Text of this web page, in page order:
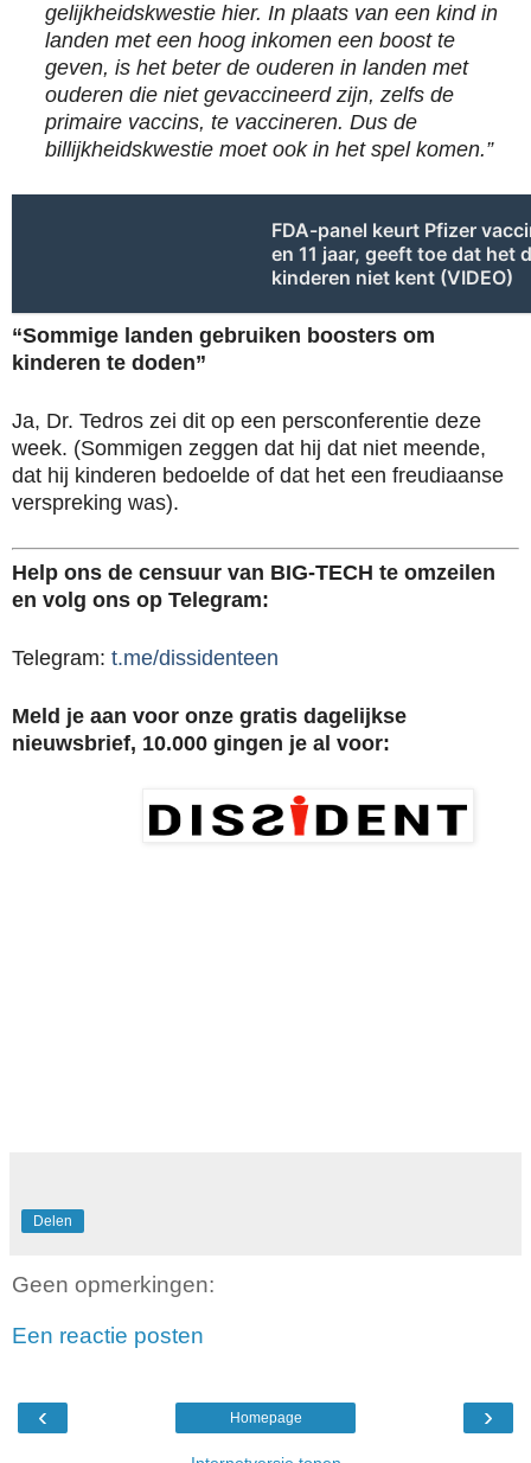
gelijkheidskwestie hier. In plaats van een kind in
landen met een hoog inkomen een boost te
geven, is het beter de ouderen in landen met
ouderen die niet gevaccineerd zijn, zelfs de
primaire vaccins, te vaccineren. Dus de
billijkheidskwestie moet ook in het spel komen.”
FDA-panel keurt Pfizer
en 11 jaar, geeft toe dat het
kinderen niet kent (VIDEO)
“Sommige landen gebruiken boosters om
kinderen te doden”
Ja, Dr. Tedros zei dit op een persconferentie deze
week. (Sommigen zeggen dat hij dat niet meende,
dat hij kinderen bedoelde of dat het een freudiaanse
verspreking was).
Help ons de censuur van BIG-TECH te omzeilen
en volg ons op Telegram:
Telegram: t.me/dissidenteen
Meld je aan voor onze gratis dagelijkse
nieuwsbrief, 10.000 gingen je al voor:
Delen
Geen opmerkingen:
Een reactie posten
‹ ›
Homepage